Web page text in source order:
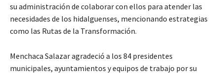
su administración de colaborar con ellos para atender las
necesidades de los hidalguenses, mencionando estrategias
como las Rutas de la Transformación.
Menchaca Salazar agradeció a los 84 presidentes
municipales, ayuntamientos y equipos de trabajo por su